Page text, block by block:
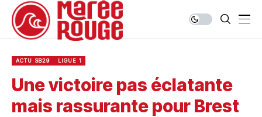
ACTU SB29 LIGUE 1
Une victoire pas éclatante
mais rassurante pour Brest